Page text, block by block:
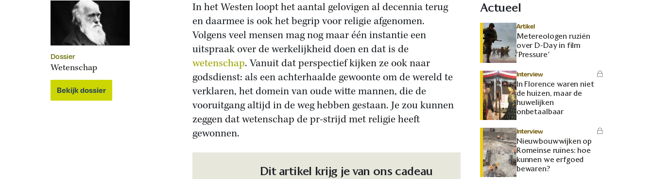
Dossier
Wetenschap
Bekijk dossier
In het Westen loopt het aantal gelovigen al decennia terug
en daarmee is ook het begrip voor religie afgenomen.
Volgens veel mensen mag nog maar één instantie een
uitspraak over de werkelijkheid doen en dat is de
wetenschap. Vanuit dat perspectief kijken ze ook naar
godsdienst: als een achterhaalde gewoonte om de wereld te
verklaren, het domein van oude witte mannen, die de
vooruitgang altijd in de weg hebben gestaan. Je zou kunnen
zeggen dat wetenschap de pr-strijd met religie heeft
gewonnen.
Dit artikel krijg je van ons cadeau
Actueel
Artikel
Metereologen ruziën
over D-Day in film
‘Pressure’
Interview
In Florence waren niet
de huizen, maar de
huwelijken
onbetaalbaar
Interview
Nieuwbouwwijken op
Romeinse ruïnes: hoe
kunnen we erfgoed
bewaren?